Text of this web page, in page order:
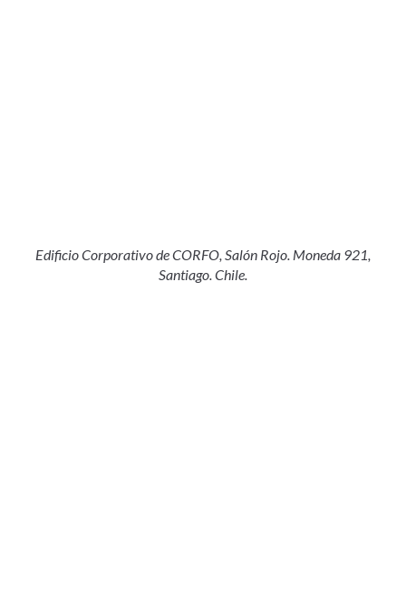
Edificio Corporativo de CORFO, Salón Rojo. Moneda 921,
Santiago. Chile.